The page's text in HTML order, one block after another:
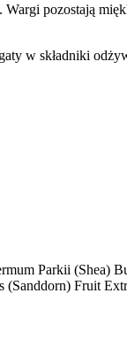
pozostają
w składniki
Parkii (Shea)
Fruit